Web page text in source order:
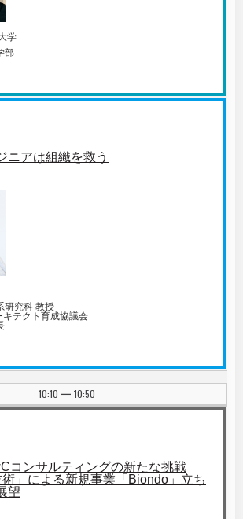
学
部
ニアは組織を救う
研究科 教授
キテクト育成協議会
10:10 | 10:50
コンサルティングの新たな挑戦
術」による新規事業「Biondo」立ち
望